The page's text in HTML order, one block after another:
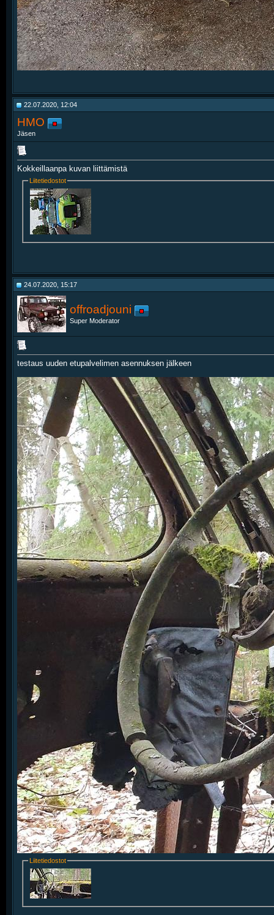
22.07.2020, 12:04
HMO
Jäsen
Kokkeillaanpa kuvan liittämistä
Liitetiedostot
24.07.2020, 15:17
offroadjouni
Super Moderator
testaus uuden etupalvelimen asennuksen jälkeen
Liitetiedostot